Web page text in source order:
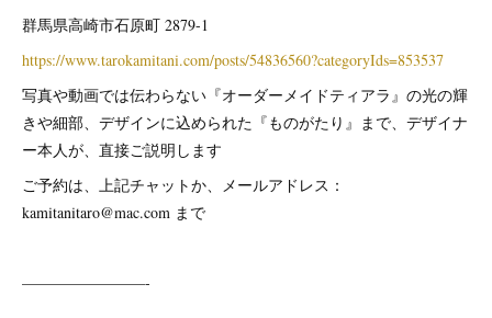
群馬県高崎市石原町 2879-1
https://www.tarokamitani.com/posts/54836560?categoryIds=853537
写真や動画では伝わらない『オーダーメイドティアラ』の光の輝
きや細部、デザインに込められた『ものがたり』まで、デザイナ
ー本人が、直接ご説明します
ご予約は、上記チャットか、メールアドレス：
kamitanitaro@mac.com まで
————————-